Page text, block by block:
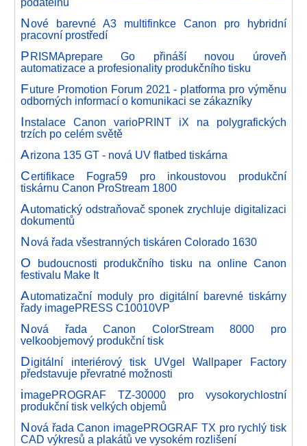
Nové barevné A3 multifinkce Canon pro hybridní
pracovní prostředí
PRISMAprepare Go přináší novou úroveň
automatizace a profesionality produkčního tisku
Future Promotion Forum 2021 - platforma pro výměnu
odborných informací o komunikaci se zákazníky
Instalace Canon varioPRINT iX na polygrafických
trzích po celém světě
Arizona 135 GT - nová UV flatbed tiskárna
Certifikace Fogra59 pro inkoustovou produkční
tiskárnu Canon ProStream 1800
Automatický odstraňovač sponek zrychluje digitalizaci
dokumentů
Nová řada všestranných tiskáren Colorado 1630
O
budoucnosti produkčního tisku na online Canon
festivalu Make It
Automatizační moduly pro digitální barevné tiskárny
řady imagePRESS C10010VP
Nová řada Canon ColorStream 8000 pro
velkoobjemový produkční tisk
Digitální interiérový tisk UVgel Wallpaper Factory
představuje převratné možnosti
imagePROGRAF TZ-30000 pro vysokorychlostní
produkční tisk velkých objemů
Nová řada Canon imagePROGRAF TX pro rychlý tisk
CAD výkresů a plakátů ve vysokém rozlišení